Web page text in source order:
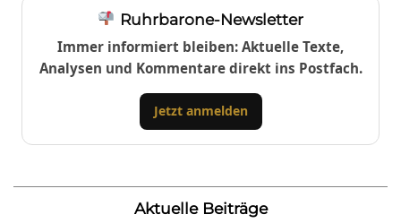
Ruhrbarone-Newsletter
Immer informiert bleiben: Aktuelle Texte,
Analysen und Kommentare direkt ins Postfach.
Jetzt anmelden
Aktuelle Beiträge